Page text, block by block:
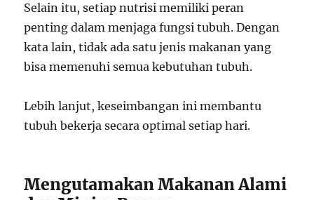
Selain itu, setiap nutrisi memiliki peran
penting dalam menjaga fungsi tubuh. Dengan
kata lain, tidak ada satu jenis makanan yang
bisa memenuhi semua kebutuhan tubuh.
Lebih lanjut, keseimbangan ini membantu
tubuh bekerja secara optimal setiap hari.
Mengutamakan Makanan Alami